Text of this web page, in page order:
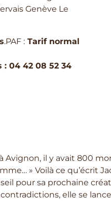
Genève Le
.PAF : Tarif normal
04 42 08 52 34
à Avignon, il y avait 800
» Voilà ce qu’écrit
pour sa prochaine
elle se